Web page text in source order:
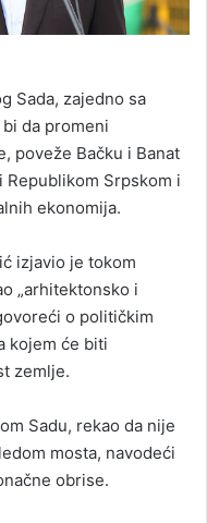
Sada, zajedno sa
da promeni
poveže Bačku i Banat
Republikom Srpskom i
ekonomija.
izjavio je tokom
„arhitektonsko i
o političkim
kojem će biti
zemlje.
Sadu, rekao da nije
mosta, navodeći
obrise.